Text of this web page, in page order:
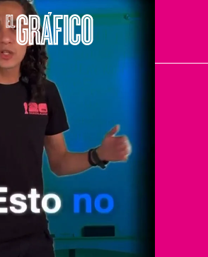
El Universal
Vive USA
Clase
De 10 sports
DeDinero